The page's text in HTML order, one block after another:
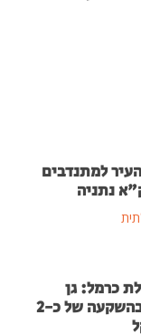
למתנדבים
נתניה
כרמל: גן
משחקים בהשקעה של כ-2